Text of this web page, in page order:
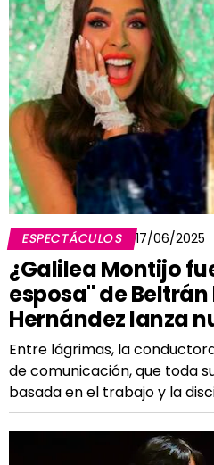
ESPECTÁCULOS 17/06/2025
¿Galilea Montijo
esposa" de
Hernández lanza
Entre lágrimas, la
de comunicación, que toda
basada en el trabajo y la